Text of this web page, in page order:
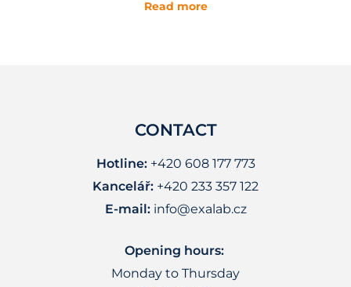
Read more
CONTACT
Hotline:+420 608 177 773
Kancelář: +420 233 357 122
E-mail: info@exalab.cz
Opening hours:
Monday to Thursday